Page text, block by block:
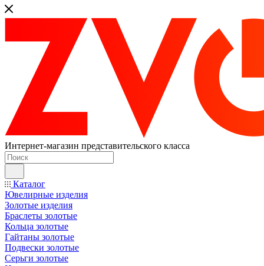
Интернет-магазин представительского класса
Каталог
Ювелирные изделия
Золотые изделия
Браслеты золотые
Кольца золотые
Гайтаны золотые
Подвески золотые
Серьги золотые